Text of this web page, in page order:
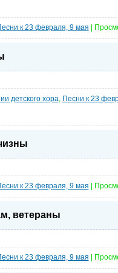
к 23 февраля, 9 мая |
детского хора, Песни к 23
к 23 февраля, 9 мая |
ветераны
к 23 февраля, 9 мая |